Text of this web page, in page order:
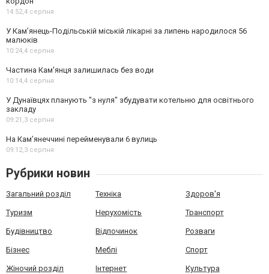
14:52,4 серпня
У Кам’янець-Подільській міській лікарні за липень народилося 56
малюків
10:24,4 серпня
Частина Кам'янця залишилась без води
10:14,4 серпня
У Дунаївцях планують "з нуля" збудувати котельню для освітнього
закладу
09:21,3 серпня
На Камʼянеччині перейменували 6 вулиць
09:12,3 серпня
Рубрики новин
Загальний розділ Техніка Здоров'я
Туризм Нерухомість Транспорт
Будівництво Відпочинок Розваги
Бізнес Меблі Спорт
Жіночий розділ Інтернет Культура